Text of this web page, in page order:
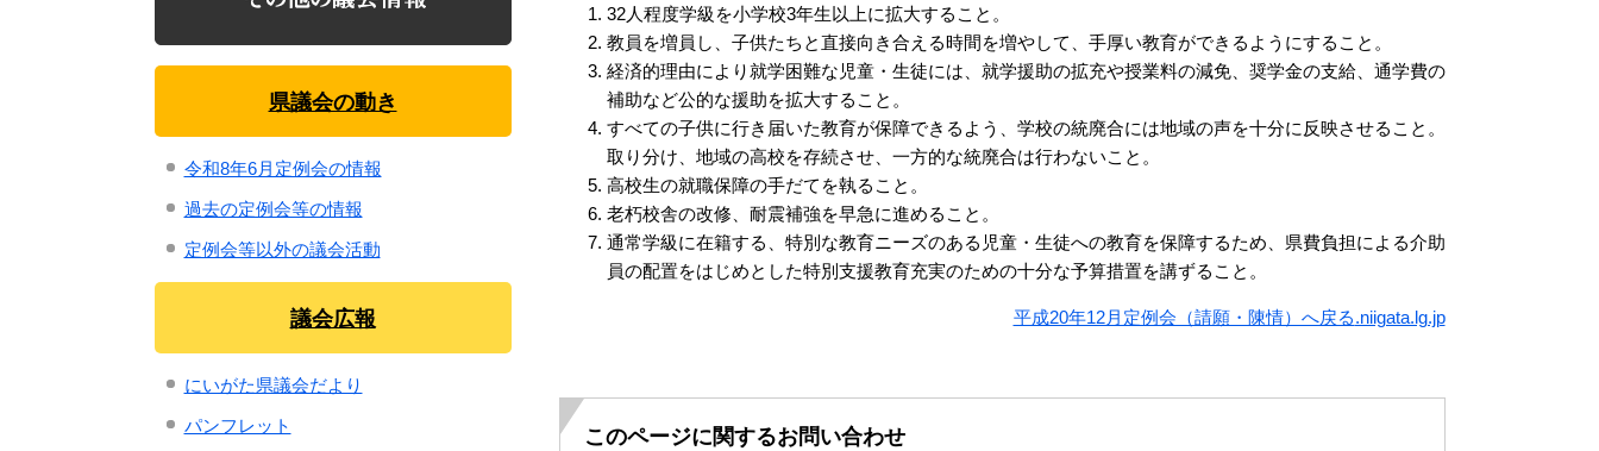
32人程度学級を小学校3年生以上に拡大すること。
教員を増員し、子供たちと直接向き合える時間を増やして、手厚い教育ができるようにすること。
経済的理由により就学困難な児童・生徒には、就学援助の拡充や授業料の減免、奨学金の支給、通学費の
補助など公的な援助を拡大すること。
すべての子供に行き届いた教育が保障できるよう、学校の統廃合には地域の声を十分に反映させること。
取り分け、地域の高校を存続させ、一方的な統廃合は行わないこと。
高校生の就職保障の手だてを執ること。
老朽校舎の改修、耐震補強を早急に進めること。
通常学級に在籍する、特別な教育ニーズのある児童・生徒への教育を保障するため、県費負担による介助
員の配置をはじめとした特別支援教育充実のための十分な予算措置を講ずること。
平成20年12月定例会（請願・陳情）へ戻る.niigata.lg.jp
このページに関するお問い合わせ
県議会の動き
令和8年6月定例会の情報
過去の定例会等の情報
定例会等以外の議会活動
議会広報
にいがた県議会だより
パンフレット